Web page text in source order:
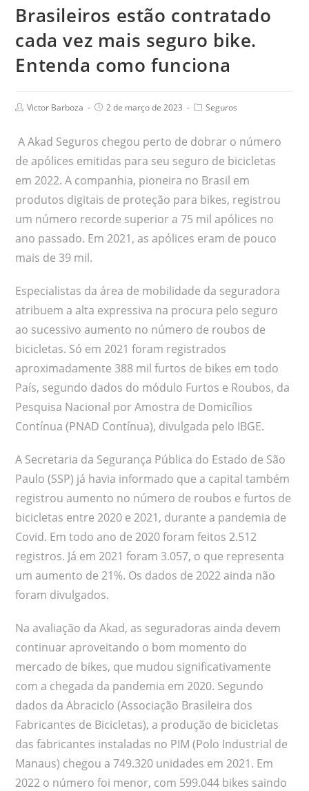
Brasileiros estão contratado
cada vez mais seguro bike.
Entenda como funciona
Victor Barboza 2 de março de 2023 Seguros
A Akad Seguros chegou perto de dobrar o número
de apólices emitidas para seu seguro de bicicletas
em 2022. A companhia, pioneira no Brasil em
produtos digitais de proteção para bikes, registrou
um número recorde superior a 75 mil apólices no
ano passado. Em 2021, as apólices eram de pouco
mais de 39 mil.
Especialistas da área de mobilidade da seguradora
atribuem a alta expressiva na procura pelo seguro
ao sucessivo aumento no número de roubos de
bicicletas. Só em 2021 foram registrados
aproximadamente 388 mil furtos de bikes em todo
País, segundo dados do módulo Furtos e Roubos, da
Pesquisa Nacional por Amostra de Domicílios
Contínua (PNAD Contínua), divulgada pelo IBGE.
A Secretaria da Segurança Pública do Estado de São
Paulo (SSP) já havia informado que a capital também
registrou aumento no número de roubos e furtos de
bicicletas entre 2020 e 2021, durante a pandemia de
Covid. Em todo ano de 2020 foram feitos 2.512
registros. Já em 2021 foram 3.057, o que representa
um aumento de 21%. Os dados de 2022 ainda não
foram divulgados.
Na avaliação da Akad, as seguradoras ainda devem
continuar aproveitando o bom momento do
mercado de bikes, que mudou significativamente
com a chegada da pandemia em 2020. Segundo
dados da Abraciclo (Associação Brasileira dos
Fabricantes de Bicicletas), a produção de bicicletas
das fabricantes instaladas no PIM (Polo Industrial de
Manaus) chegou a 749.320 unidades em 2021. Em
2022 o número foi menor, com 599.044 bikes saindo